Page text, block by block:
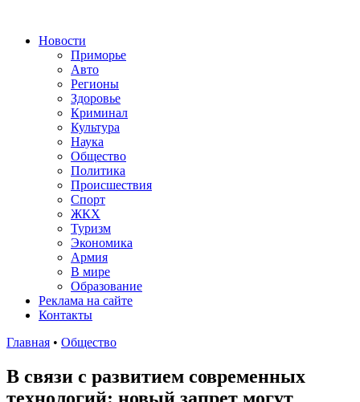
Новости
Приморье
Авто
Регионы
Здоровье
Криминал
Культура
Наука
Общество
Политика
Происшествия
Спорт
ЖКХ
Туризм
Экономика
Армия
В мире
Образование
Реклама на сайте
Контакты
Главная • Общество
В связи с развитием современных